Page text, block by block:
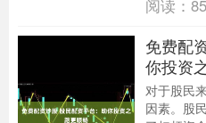
阅读： 85
免费配
你投资
对于股民
因素。股